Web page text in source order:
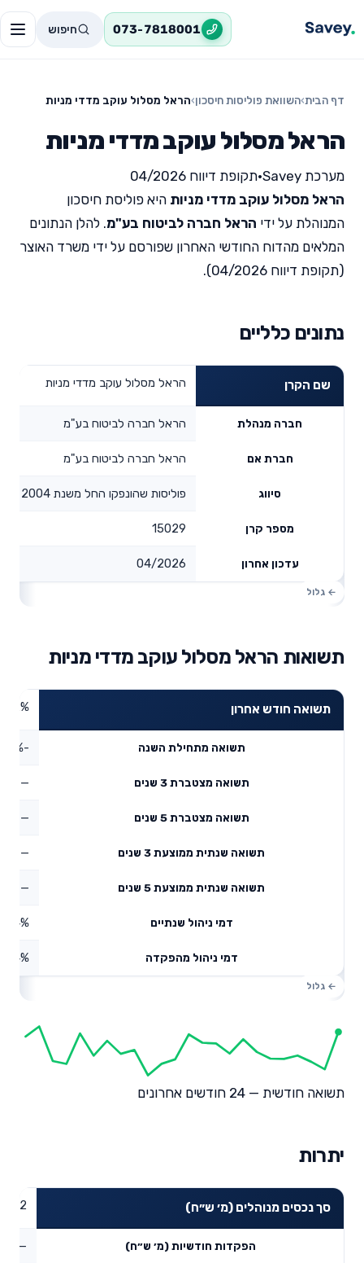
073-7818001 חיפוש
דף הבית›השוואת פוליסות חיסכון›הראל מסלול עוקב מדדי מניות
הראל מסלול עוקב מדדי מניות
מערכת Savey •תקופת דיווח 04/2026
הראל מסלול עוקב מדדי מניות היא פוליסת חיסכון
המנוהלת על ידי הראל חברה לביטוח בע"מ. להלן הנתונים
המלאים מהדוח החודשי האחרון שפורסם על ידי משרד האוצר
(תקופת דיווח 04/2026).
נתונים כלליים
שם הקרן הראל מסלול עוקב מדדי מניות
חברה מנהלת הראל חברה לביטוח בע"מ
חברת אם הראל חברה לביטוח בע"מ
סיווג פוליסות שהונפקו החל משנת 2004
מספר קרן 15029
עדכון אחרון 04/2026
תשואות הראל מסלול עוקב מדדי מניות
תשואה חודש אחרון
תשואה מתחילת השנה -0.32%
תשואה מצטברת 3 שנים —
תשואה מצטברת 5 שנים —
תשואה שנתית ממוצעת 3 שנים —
תשואה שנתית ממוצעת 5 שנים —
דמי ניהול שנתיים
דמי ניהול מהפקדה
תשואה חודשית — 24 חודשים אחרונים
יתרות
סך נכסים מנוהלים (מ׳ ש״ח)
הפקדות חודשיות (מ׳ ש״ח) —